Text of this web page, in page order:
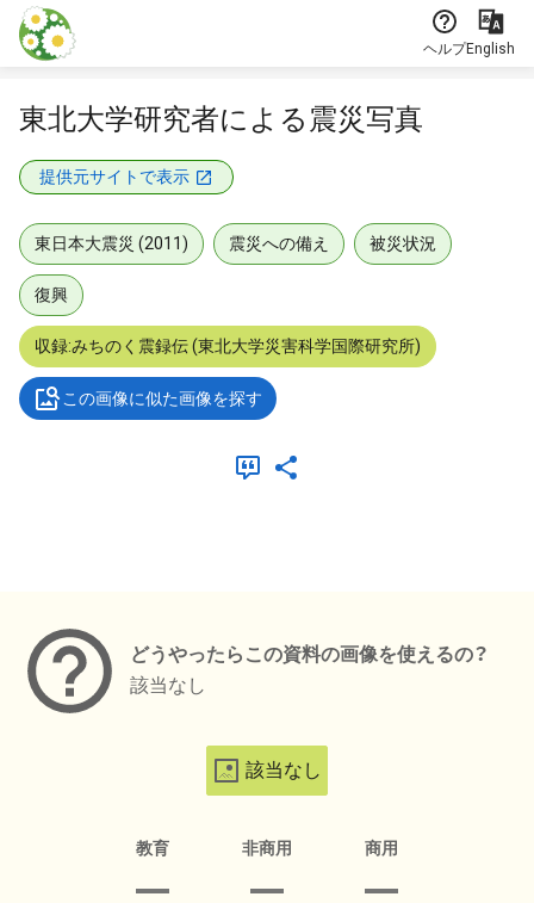
本文に飛ぶ
ヘルプEnglish
東北大学研究者による震災写真
提供元サイトで表示
東日本大震災 (2011) 震災への備え 被災状況
復興
収録:みちのく震録伝 (東北大学災害科学国際研究所)
この画像に似た画像を探す
どうやったらこの資料の画像を使えるの？
該当なし
該当なし
教育 非商用 商用